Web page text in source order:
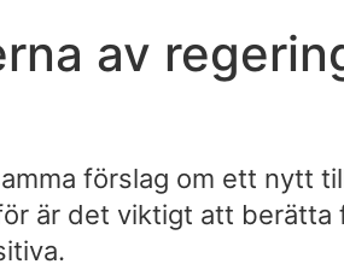
av
förslag om ett nytt
är det viktigt att berätta